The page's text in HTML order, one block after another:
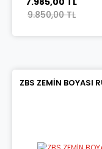
9.850,00 TL
ZBS ZEMİN